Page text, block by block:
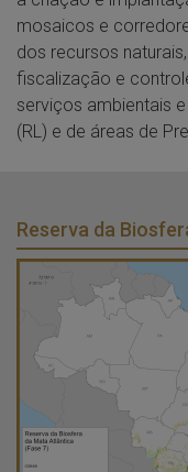
mosaicos e
dos recursos
fiscalização e
serviços ambientais
(RL) e de áreas de
Reserva da